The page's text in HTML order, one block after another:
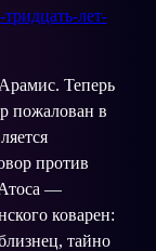
Теперь
пожалован в
против
—
коварен:
тайно